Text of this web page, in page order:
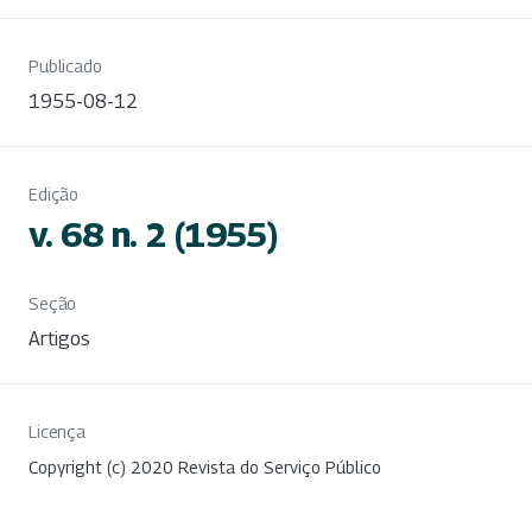
Publicado
1955-08-12
Edição
v. 68 n. 2 (1955)
Seção
Artigos
Licença
Copyright (c) 2020 Revista do Serviço Público